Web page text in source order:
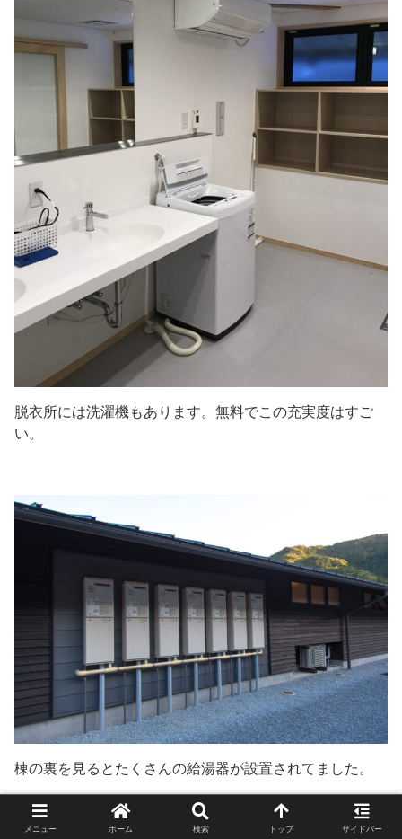
脱衣所には洗濯機もあります。無料でこの充実度はすご
い。
棟の裏を見るとたくさんの給湯器が設置されてました。
メニュー ホーム 検索 トップ サイドバー